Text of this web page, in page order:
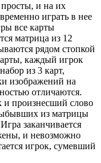
и на их
играть в нее
все карты
матрица из 12
рядом стопкой
каждый игрок
из 3 карт,
изображений на
отличаются.
и произнесший слово
из матрицы
заканчивается
и невозможно
игрок, сумевший